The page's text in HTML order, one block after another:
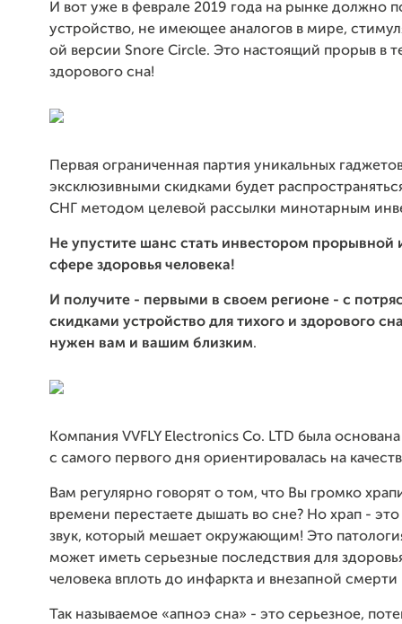
И вот уже в феврале 2019 года на рынке должно
устройство, не имеющее аналогов в мире,
ой версии Snore Circle. Это настоящий прорыв в
здорового сна!
Первая ограниченная партия уникальных
эксклюзивными скидками будет
СНГ методом целевой рассылки минотарным
Не упустите шанс стать инвестором прорывной
сфере здоровья человека!
И получите - первыми в своем регионе - с
скидками устройство для тихого и здорового
нужен вам и вашим близким.
Компания VVFLY Electronics Co. LTD была
с самого первого дня ориентировалась на
Вам регулярно говорят о том, что Вы громко
времени перестаете дышать во сне? Но храп - это
звук, который мешает окружающим! Это
может иметь серьезные последствия для
человека вплоть до инфаркта и внезапной смерти
Так называемое «апноэ сна» - это серьезное,